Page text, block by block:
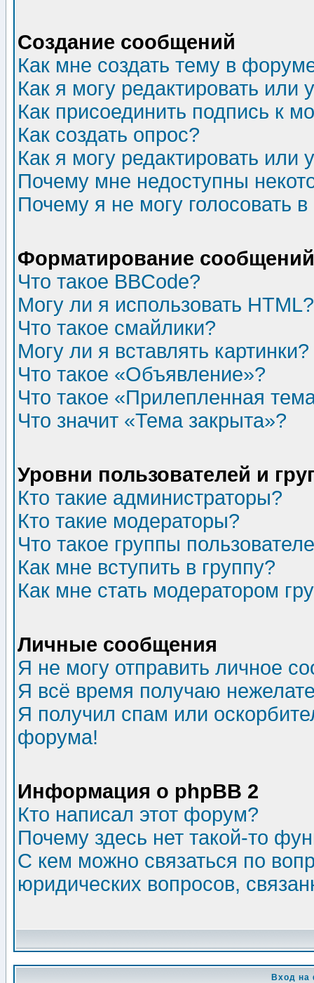
Создание сообщений
Как мне создать тему в
Как я могу редактировать или
Как присоединить подпись к
Как создать опрос?
Как я могу редактировать или
Почему мне недоступны
Почему я не могу голосовать
Форматирование
Что такое BBCode?
Могу ли я использовать HTML?
Что такое смайлики?
Могу ли я вставлять картинки?
Что такое «Объявление»?
Что такое «Прилепленная
Что значит «Тема закрыта»?
Уровни пользователей и
Кто такие администраторы?
Кто такие модераторы?
Что такое группы
Как мне вступить в группу?
Как мне стать модератором
Личные сообщения
Я не могу отправить личное
Я всё время получаю
Я получил спам или
форума!
Информация о phpBB 2
Кто написал этот форум?
Почему здесь нет такой-то
С кем можно связаться по
юридических вопросов,
Вход на